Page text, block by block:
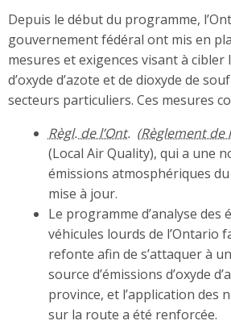
Depuis le début du programme,
gouvernement fédéral ont mis en
mesures et exigences visant à cibler
d’oxyde d’azote et de dioxyde de
secteurs particuliers. Ces mesures
Règl. de l’Ont.
(Local Air Quality), qui a une
émissions atmosphériques
mise à jour.
Le programme d’analyse des
véhicules lourds de l’Ontario
refonte afin de s’attaquer à
source d’émissions d’oxyde
province, et l’application des
sur la route a été renforcée.